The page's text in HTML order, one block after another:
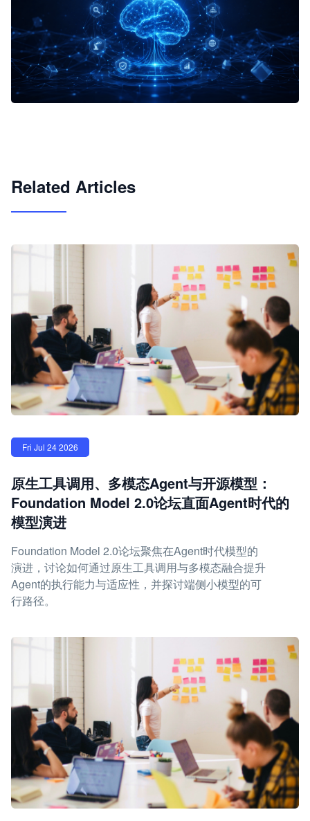
Related Articles
Fri Jul 24 2026
原生工具调用、多模态Agent与开源模型：
Foundation Model 2.0论坛直面Agent时代的
模型演进
Foundation Model 2.0论坛聚焦在Agent时代模型的
演进，讨论如何通过原生工具调用与多模态融合提升
Agent的执行能力与适应性，并探讨端侧小模型的可
行路径。